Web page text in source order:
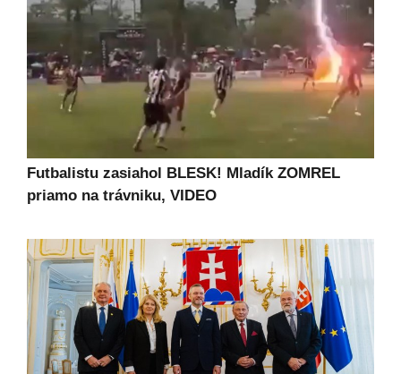
Futbalistu zasiahol BLESK! Mladík ZOMREL
priamo na trávniku, VIDEO